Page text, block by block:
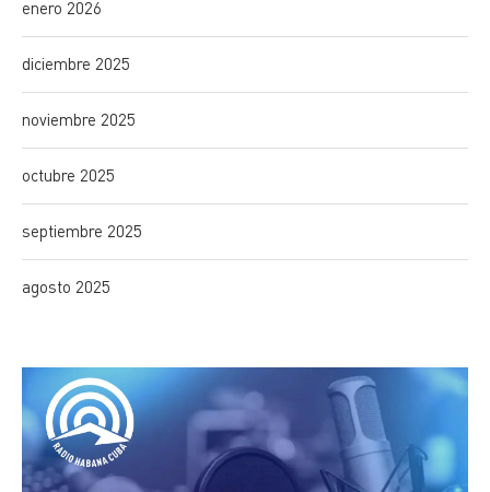
enero 2026
diciembre 2025
noviembre 2025
octubre 2025
septiembre 2025
agosto 2025